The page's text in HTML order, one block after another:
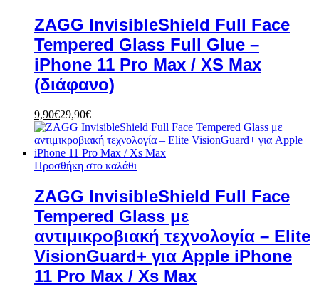
ZAGG InvisibleShield Full Face
Tempered Glass Full Glue –
iPhone 11 Pro Max / XS Max
(διάφανο)
9,90€29,90€
Προσθήκη στο καλάθι
ZAGG InvisibleShield Full Face
Tempered Glass με
αντιμικροβιακή τεχνολογία – Elite
VisionGuard+ για Apple iPhone
11 Pro Max / Xs Max